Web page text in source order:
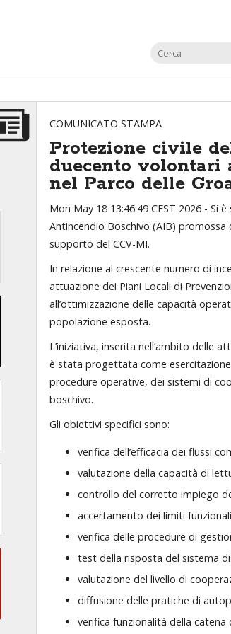
COMUNICATO STAMPA
Protezione civile
duecento volontari
nel Parco delle
Mon May 18 13:46:49 CEST 2026 - Si è
Antincendio Boschivo (AIB)
supporto del CCV-MI.
In relazione al crescente numero di
attuazione dei Piani Locali di
all’ottimizzazione delle capacità
popolazione esposta.
L’iniziativa, inserita nell’ambito delle
è stata progettata come
procedure operative, dei sistemi di
boschivo.
Gli obiettivi specifici sono:
verifica dell’efficacia dei flussi
valutazione della capacità di
controllo del corretto impiego
accertamento dei limiti
verifica delle procedure di
test della risposta del sistema
valutazione del livello di
diffusione delle pratiche di
verifica funzionalità della